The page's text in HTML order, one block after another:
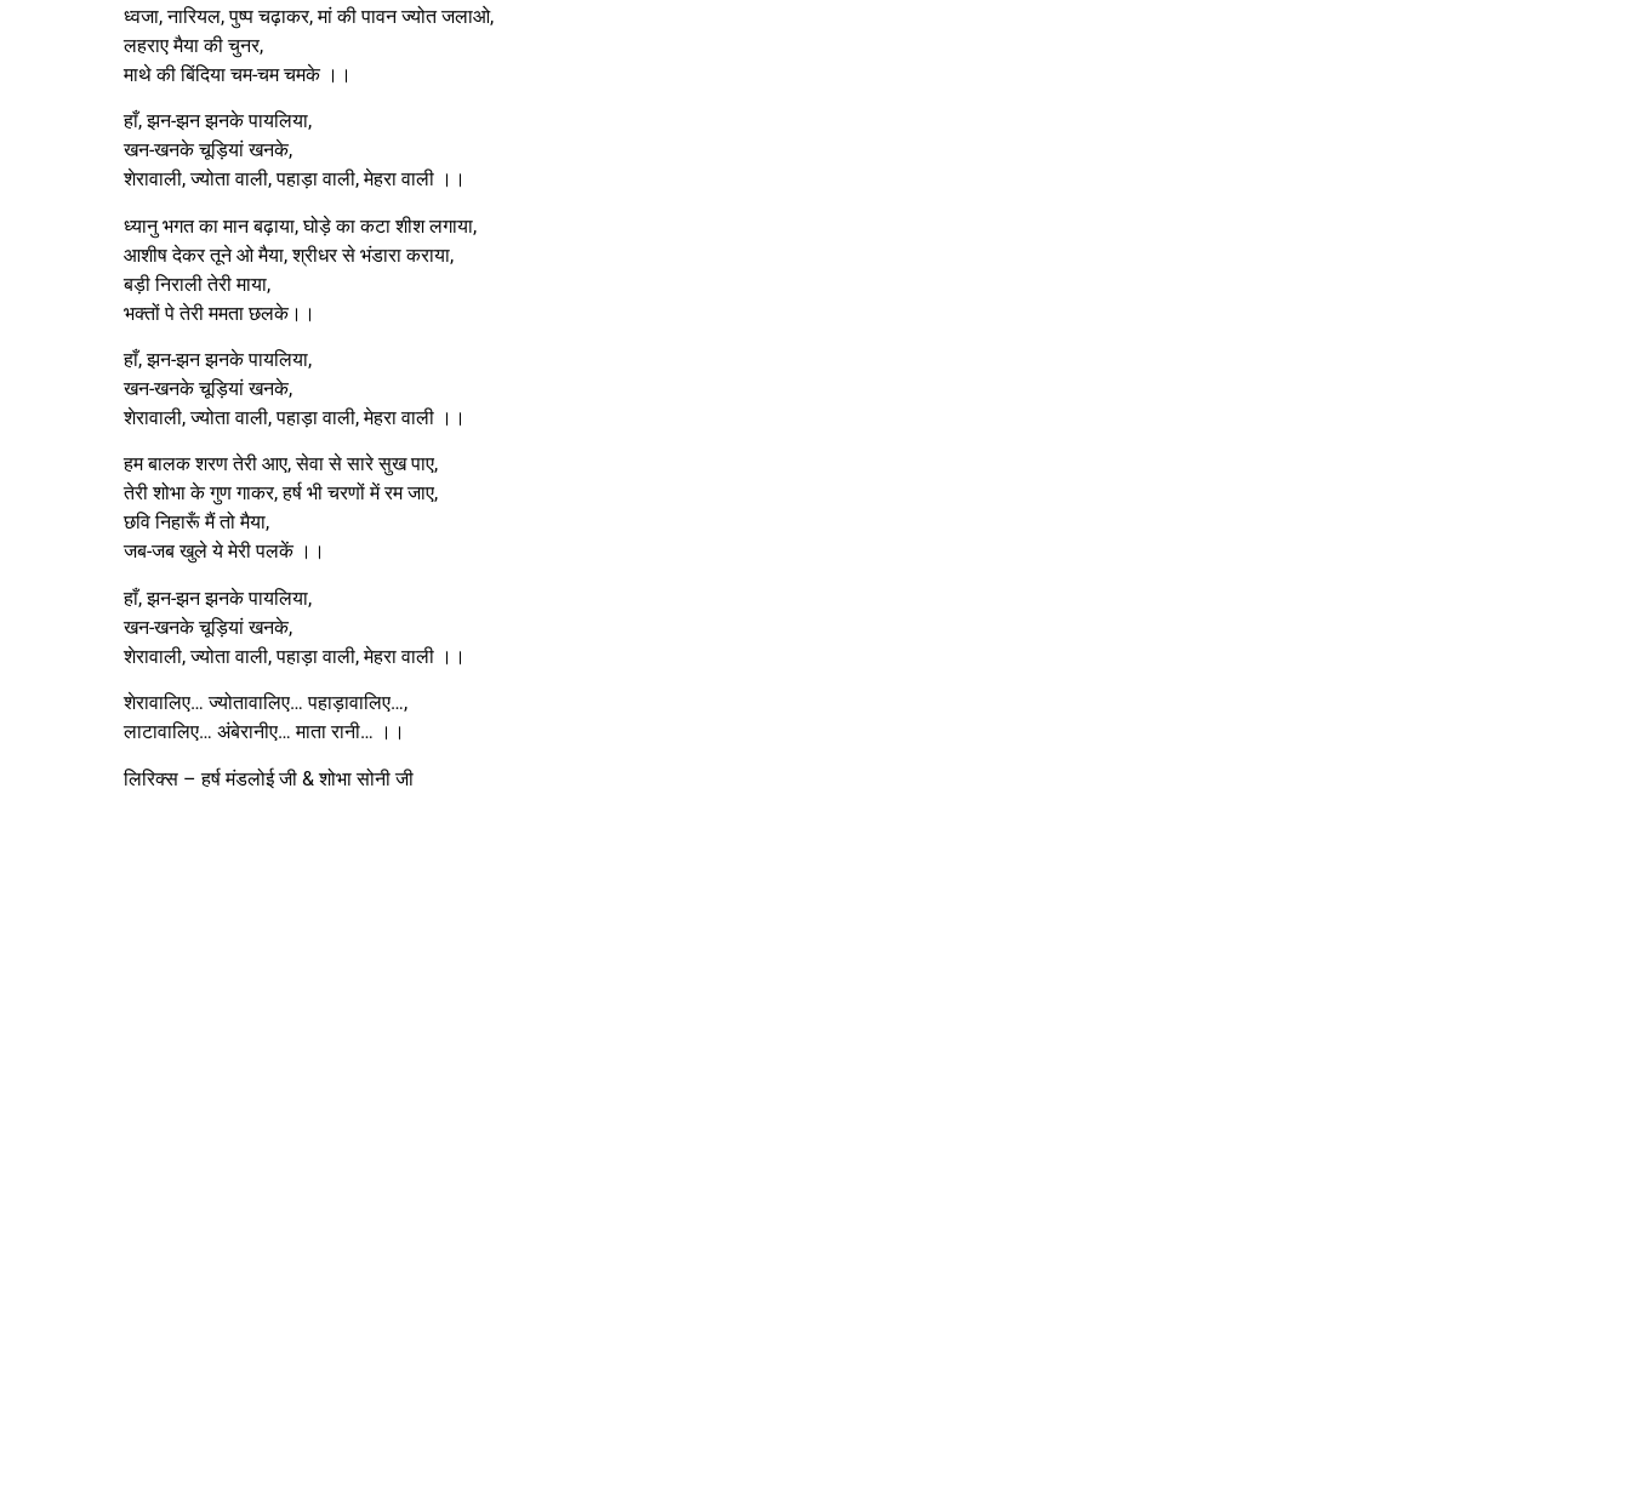
ध्वजा, नारियल, पुष्प चढ़ाकर, मां की पावन ज्योत जलाओ,
लहराए मैया की चुनर,
माथे की बिंदिया चम-चम चमके ।।
हाँ, झन-झन झनके पायलिया,
खन-खनके चूड़ियां खनके,
शेरावाली, ज्योता वाली, पहाड़ा वाली, मेहरा वाली ।।
ध्यानु भगत का मान बढ़ाया, घोड़े का कटा शीश लगाया,
आशीष देकर तूने ओ मैया, श्रीधर से भंडारा कराया,
बड़ी निराली तेरी माया,
भक्तों पे तेरी ममता छलके।।
हाँ, झन-झन झनके पायलिया,
खन-खनके चूड़ियां खनके,
शेरावाली, ज्योता वाली, पहाड़ा वाली, मेहरा वाली ।।
हम बालक शरण तेरी आए, सेवा से सारे सुख पाए,
तेरी शोभा के गुण गाकर, हर्ष भी चरणों में रम जाए,
छवि निहारूँ मैं तो मैया,
जब-जब खुले ये मेरी पलकें ।।
हाँ, झन-झन झनके पायलिया,
खन-खनके चूड़ियां खनके,
शेरावाली, ज्योता वाली, पहाड़ा वाली, मेहरा वाली ।।
शेरावालिए… ज्योतावालिए… पहाड़ावालिए…,
लाटावालिए… अंबेरानीए… माता रानी… ।।
लिरिक्स – हर्ष मंडलोई जी & शोभा सोनी जी